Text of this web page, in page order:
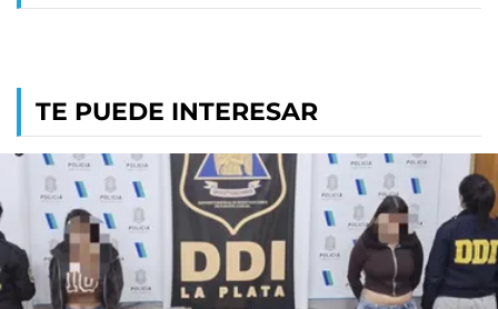
TE PUEDE INTERESAR